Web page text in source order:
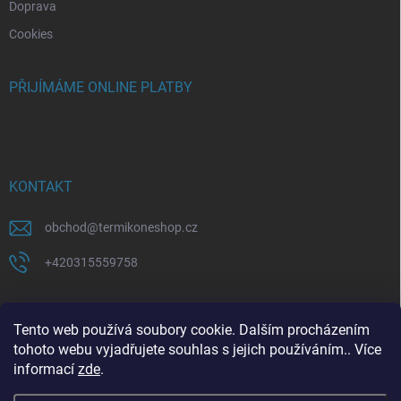
Tento web používá soubory cookie. Dalším procházením
tohoto webu vyjadřujete souhlas s jejich používáním.. Více
informací zde.
Doprava
Cookies
PŘIJÍMÁME ONLINE PLATBY
KONTAKT
obchod@termikoneshop.cz
+420315559758